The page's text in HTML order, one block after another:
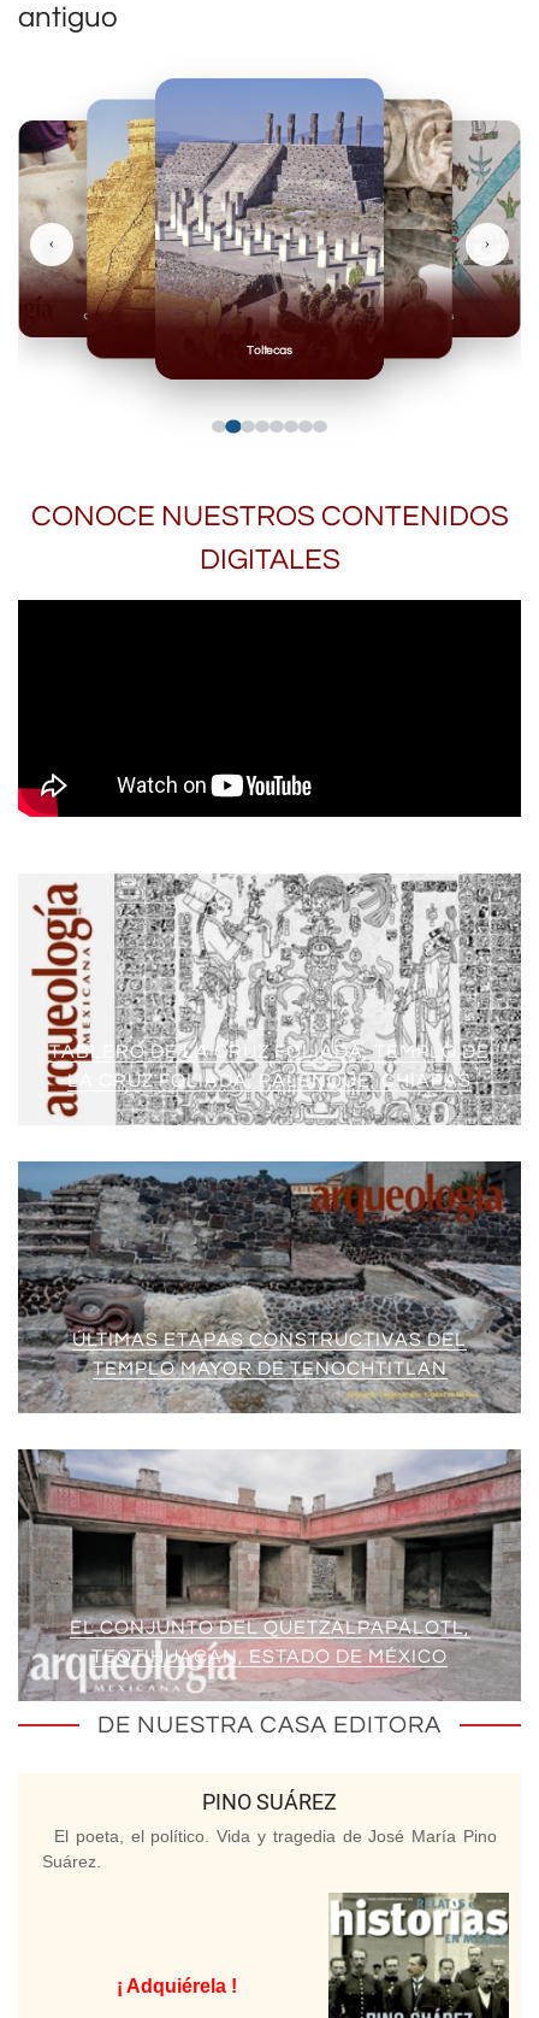
antiguo
Toltecas
Mexicas
Olmecas
‹ ›
CONOCE NUESTROS CONTENIDOS
DIGITALES
TABLERO DE LA CRUZ FOLIADA, TEMPLO DE
LA CRUZ FOLIADA, PALENQUE, CHIAPAS
ÚLTIMAS ETAPAS CONSTRUCTIVAS DEL
TEMPLO MAYOR DE TENOCHTITLAN
EL CONJUNTO DEL QUETZALPAPÁLOTL,
TEOTIHUACAN, ESTADO DE MÉXICO
DE NUESTRA CASA EDITORA
PINO SUÁREZ
El poeta, el político. Vida y tragedia de José María Pino
Suárez.
¡ Adquiérela !